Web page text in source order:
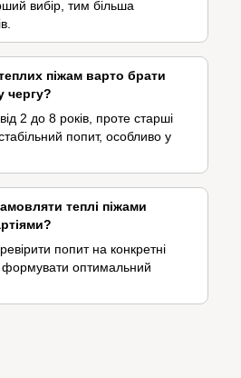
вибір, тим більша
піжам варто брати
чергу?
2 до 8 років, проте старші
попит, особливо у
теплі піжами
попит на конкретні
формувати оптимальний